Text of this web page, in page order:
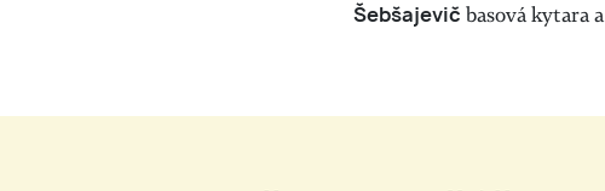
Šebšajevič basová kytara